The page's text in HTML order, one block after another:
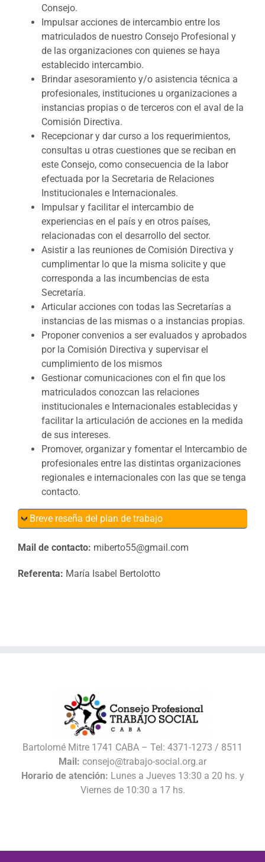
Consejo.
Impulsar acciones de intercambio entre los
matriculados de nuestro Consejo Profesional y
de las organizaciones con quienes se haya
establecido intercambio.
Brindar asesoramiento y/o asistencia técnica a
profesionales, instituciones u organizaciones a
instancias propias o de terceros con el aval de la
Comisión Directiva.
Recepcionar y dar curso a los requerimientos,
consultas u otras cuestiones que se reciban en
este Consejo, como consecuencia de la labor
efectuada por la Secretaria de Relaciones
Institucionales e Internacionales.
Impulsar y facilitar el intercambio de
experiencias en el país y en otros países,
relacionadas con el desarrollo del sector.
Asistir a las reuniones de Comisión Directiva y
cumplimentar lo que la misma solicite y que
corresponda a las incumbencias de esta
Secretaría.
Articular acciones con todas las Secretarías a
instancias de las mismas o a instancias propias.
Proponer convenios a ser evaluados y aprobados
por la Comisión Directiva y supervisar el
cumplimiento de los mismos
Gestionar comunicaciones con el fin que los
matriculados conozcan las relaciones
institucionales e Internacionales establecidas y
facilitar la articulación de acciones en la medida
de sus intereses.
Promover, organizar y fomentar el Intercambio de
profesionales entre las distintas organizaciones
regionales e internacionales con las que se tenga
contacto.
Breve reseña del plan de trabajo
Mail de contacto: miberto55@gmail.com
Referenta: María Isabel Bertolotto
Bartolomé Mitre 1741 CABA – Tel: 4371-1273 / 8511
Mail: consejo@trabajo-social.org.ar
Horario de atención: Lunes a Jueves 13:30 a 20 hs. y
Viernes de 10:30 a 17 hs.